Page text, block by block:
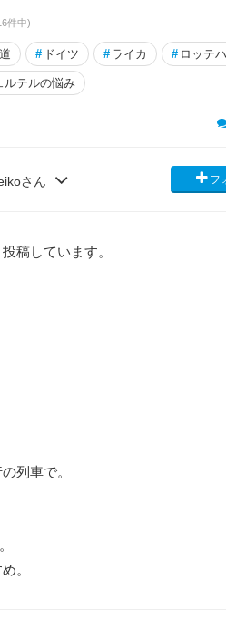
件中)
# ドイツ # ライカ # ロッテ
ルテルの悩み
さん フ
稿しています。
列車で。
。